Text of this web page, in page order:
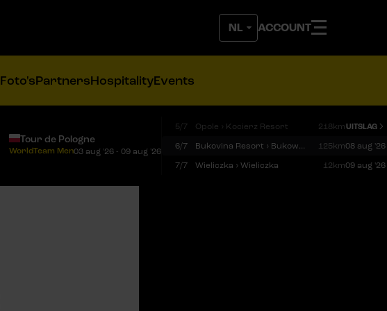
ACCOUNT
Foto'sPartnersHospitalityEvents
Tour de Pologne
WorldTeam Men03 aug '26 - 09 aug '26
5/7 Opole › Kocierz Resort 218kmUITSLAG
6/7
Bukovina Resort › Bukowina Tatrzańska 125km08 aug '26
7/7
Wieliczka › Wieliczka 12km09 aug '26